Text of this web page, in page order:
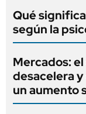
Qué
según la
Mercados:
desacelera y
un aumento